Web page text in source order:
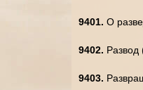
9401. О
9402. Развод
9403.